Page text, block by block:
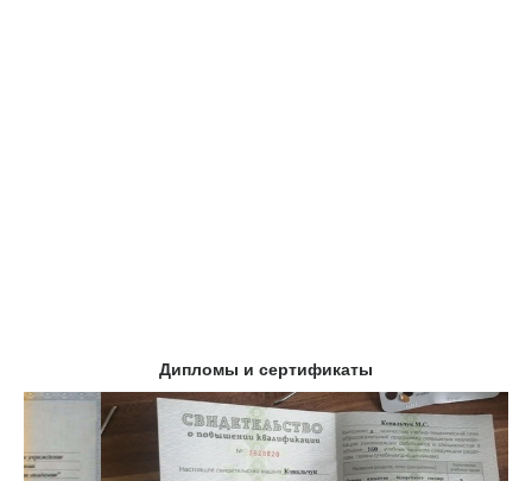
Дипломы и сертификаты